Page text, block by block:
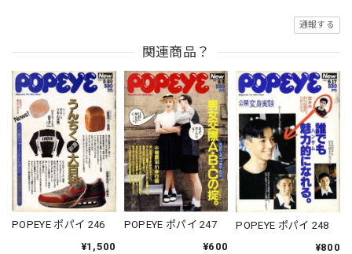
通報する
関連商品？
POPEYE ポパイ 246
¥1,500
POPEYE ポパイ 247
¥600
POPEYE ポパイ 248
¥800